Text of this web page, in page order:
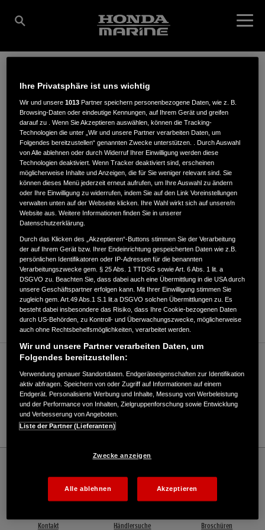
WASSERSPORT-
SERVICE
LITSCHMANN
Robert-Berndt-Str. 1a
ANFAHRTSBESCHREIBUNG ANFORDERN
WEBSITE
Verkauf / Kundendienst
0351/25300815
E-Mail
Website | The Power of Dreams
Kontakt Händlersuche Broschüren
Ihre Privatsphäre ist uns wichtig
Wir und unsere1013 Partner speichern personenbezogene Daten, wie z. B.
Browsing-Daten oder eindeutige Kennungen, auf Ihrem Gerät und greifen
darauf zu . Wenn Sie Akzeptieren auswählen, können die Tracking-
Technologien die unter „Wir und unsere Partner verarbeiten Daten, um
Folgendes bereitzustellen“ genannten Zwecke unterstützen. . Durch Auswahl
von Alle ablehnen oder durch Widerruf Ihrer Einwilligung werden diese
Technologien deaktiviert. Wenn Tracker deaktiviert sind, erscheinen
möglicherweise Inhalte und Anzeigen, die für Sie weniger relevant sind. Sie
können dieses Menü jederzeit erneut aufrufen, um Ihre Auswahl zu ändern
oder Ihre Einwilligung zu widerrufen, indem Sie auf den Link Voreinstellungen
verwalten unten auf der Webseite klicken. Ihre Wahl wirkt sich auf unsere/n
Website aus. Weitere Informationen finden Sie in unserer
Datenschutzerklärung.
Durch das Klicken des „Akzeptieren“-Buttons stimmen Sie der Verarbeitung
der auf Ihrem Gerät bzw. Ihrer Endeinrichtung gespeicherten Daten wie z.B.
persönlichen Identifikatoren oder IP-Adressen für die benannten
Verarbeitungszwecke gem. § 25 Abs. 1 TTDSG sowie Art. 6 Abs. 1 lit. a
DSGVO zu. Beachten Sie, dass dabei auch eine Übermittlung in die USA durch
unsere Geschäftspartner erfolgen kann. Mit Ihrer Einwilligung stimmen Sie
zugleich gem. Art.49 Abs.1 S.1 lit.a DSGVO solchen Übermittlungen zu. Es
besteht dabei insbesondere das Risiko, dass Ihre Cookie-bezogenen Daten
durch US-Behörden, zu Kontroll- und Überwachungszwecke, möglicherweise
auch ohne Rechtsbehelfsmöglichkeiten, verarbeitet werden.
Wir und unsere Partner verarbeiten Daten, um
Folgendes bereitzustellen:
Verwendung genauer Standortdaten. Endgeräteeigenschaften zur Identifikation
aktiv abfragen. Speichern von oder Zugriff auf Informationen auf einem
Endgerät. Personalisierte Werbung und Inhalte, Messung von Werbeleistung
und der Performance von Inhalten, Zielgruppenforschung sowie Entwicklung
und Verbesserung von Angeboten.
Liste der Partner (Lieferanten)
Zwecke anzeigen
Alle ablehnen Akzeptieren